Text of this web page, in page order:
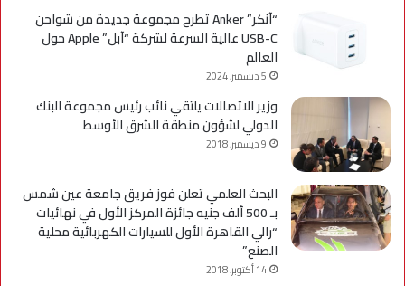
“آنكر” Anker تطرح مجموعة جديدة من شواحن
USB-C عالية السرعة لشركة “آبل” Apple حول
العالم
5 ديسمبر، 2024
وزير الاتصالات يلتقي نائب رئيس مجموعة البنك
الدولي لشؤون منطقة الشرق الأوسط
9 ديسمبر، 2018
البحث العلمي تعلن فوز فريق جامعة عين شمس
بـ 500 ألف جنيه جائزة المركز الأول في نهائيات
“رالي القاهرة الأول للسيارات الكهربائية محلية
الصنع”
14 أكتوبر، 2018